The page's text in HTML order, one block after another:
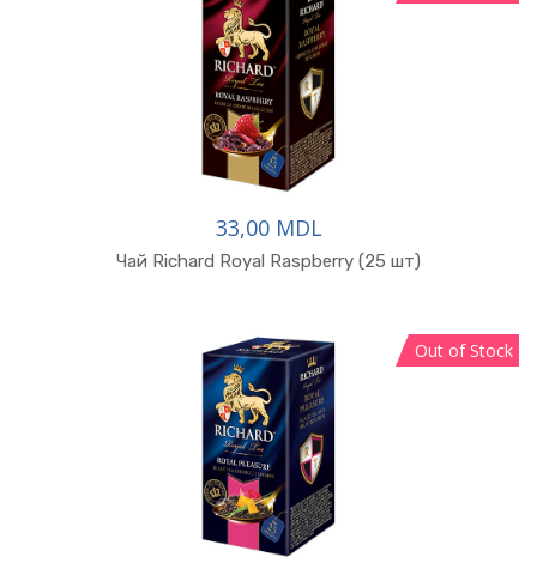
33,00 MDL
Чай Richard Royal Raspberry (25 шт)
Out of Stock